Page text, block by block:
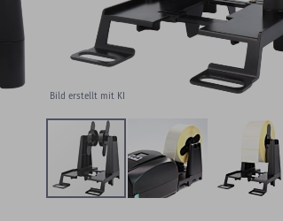
Bild erstellt mit KI